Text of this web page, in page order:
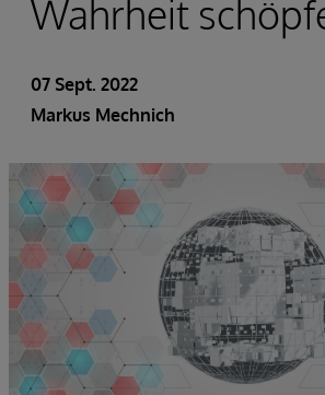
Wahrheit
07 Sept. 2022
Markus Mechnich